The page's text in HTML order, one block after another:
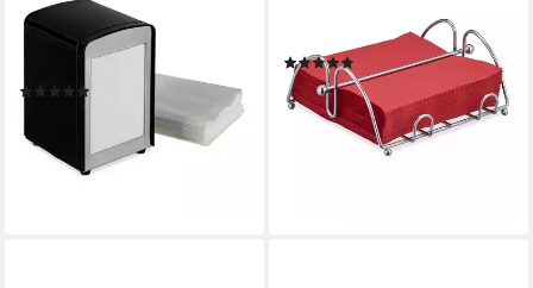
Serviettenhalter
Serviettenspender Retro,
29,99 €
-57%
lieferbar - in 2-3 Werktagen bei dir
Serviettenhalter, Eisen
14,99 € UVP
-50%
lieferbar - in 2-3 Werktagen bei dir